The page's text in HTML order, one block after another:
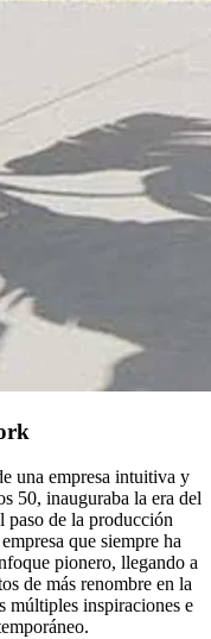
una empresa intuitiva y
50, inauguraba la era del
paso de la producción
que siempre ha
pionero, llegando a
de más renombre en la
múltiples inspiraciones e